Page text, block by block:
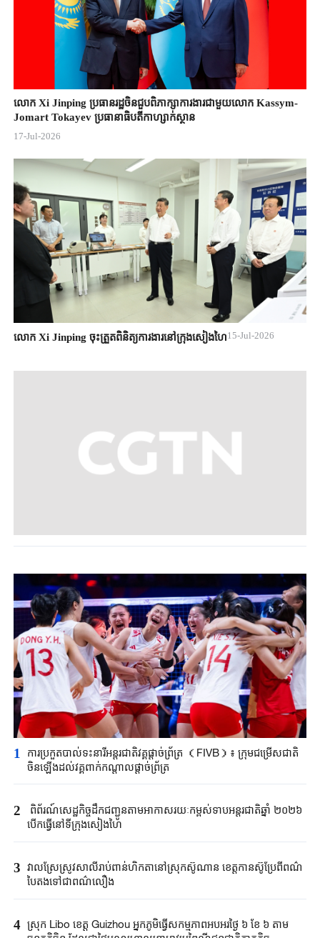
លោក Xi Jinping ប្រធានរដ្ឋចិន​ជួបពិភាក្សា​ការងារជាមួយ​លោក Kassym-
Jomart ​Tokayev ​ប្រធានាធិបតី​កាហ្សាក់ស្ថាន​
17-Jul-2026
លោក Xi Jinping ចុះត្រួតពិនិត្យការងារនៅក្រុងសៀងហៃ15-Jul-2026
1
ការ​ប្រកួត​បាល់ទះ​នារីអន្តរជាតិ​វគ្គផ្តាច់ព្រ័ត្រ （FIVB）៖ ក្រុម​ជម្រើស​ជាតិ​
ចិនឡើងដល់​វគ្គពាក់កណ្តាលផ្តាច់ព្រ័ត្រ
2
ពិព័រណ៍សេដ្ឋកិច្ចដឹក​ជញ្ជូន​តាម​អាកាស​រយៈកម្ពស់ទាបអន្តរជាតិឆ្នាំ ២០២៦
បើកធ្វើ​នៅទីក្រុង​សៀងហៃ
3 វាលស្រែ​ស្រូវសាលីរាប់ពាន់ហិកតានៅ​ស្រុក​ស៊ូណាន​ ខេត្ត​កានស៊ូប្រែពីពណ៌
បៃតងទៅជាពណ៌លឿង
4 ស្រុក Libo ខេត្ត Guizhou អ្នកភូមិធ្វើសកម្មភាពអបអរថ្ងៃ ៦ ខែ ៦ តាម